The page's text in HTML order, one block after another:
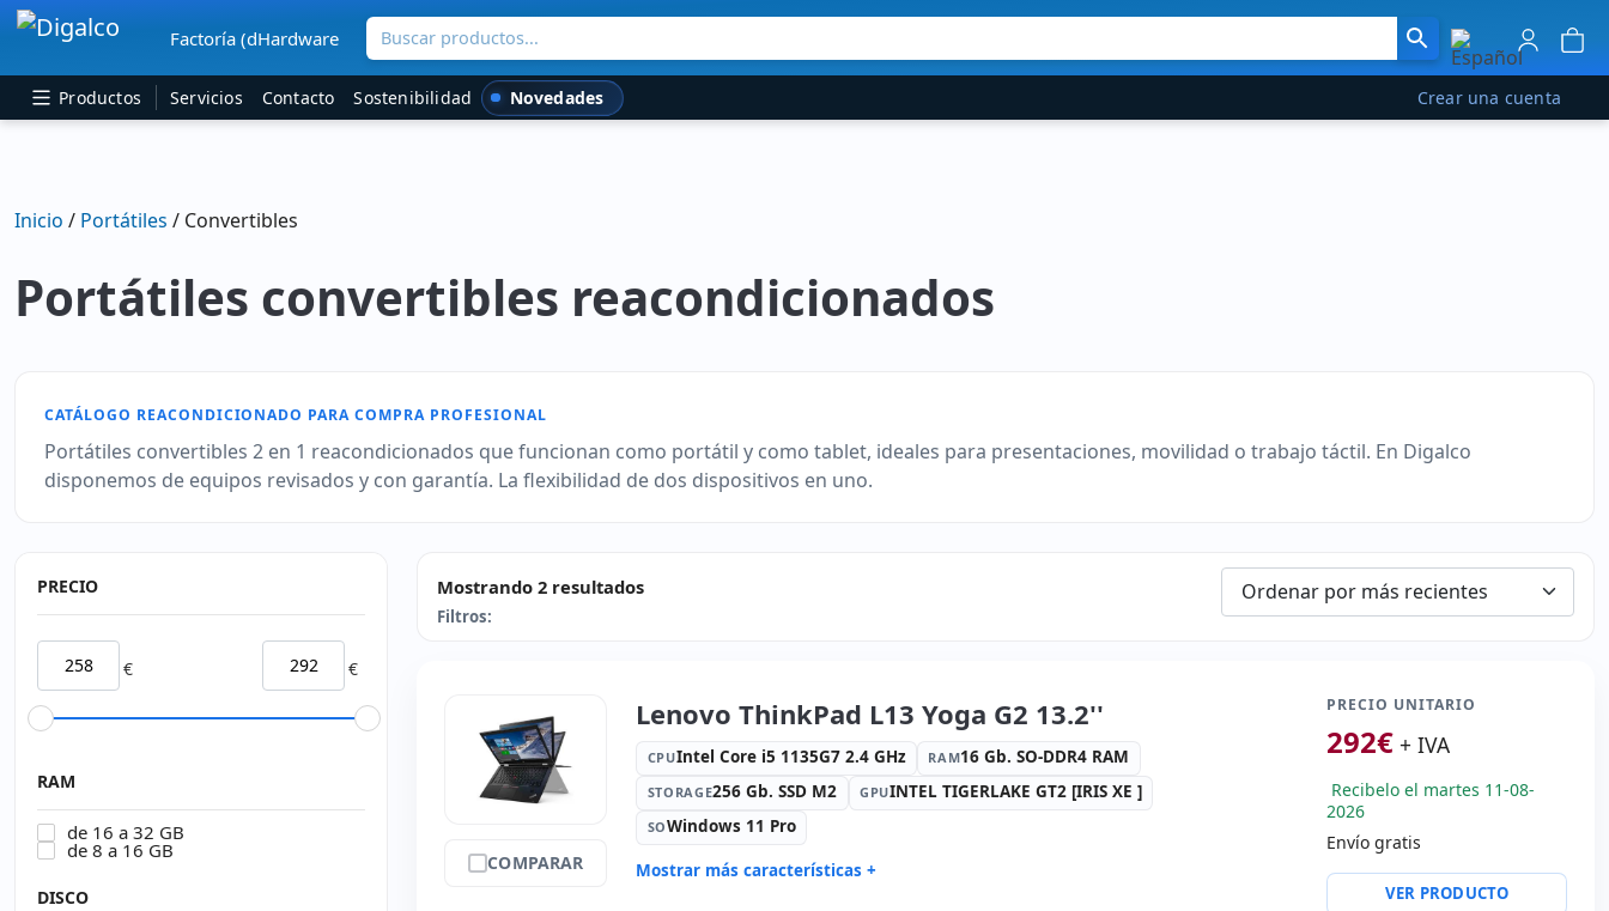
Navegación principal
Factoría (dHardware Buscar productos...
Productos Servicios Contacto Sostenibilidad Novedades Crear una cuenta
Inicio / Portátiles / Convertibles
Portátiles convertibles reacondicionados
CATÁLOGO REACONDICIONADO PARA COMPRA PROFESIONAL
Portátiles convertibles 2 en 1 reacondicionados que funcionan como portátil y como tablet, ideales para presentaciones, movilidad o trabajo táctil. En Digalco
disponemos de equipos revisados y con garantía. La flexibilidad de dos dispositivos en uno.
PRECIO
€ €
RAM
de 16 a 32 GB
de 8 a 16 GB
DISCO
Mostrando 2 resultados
Filtros:
COMPARAR
Lenovo ThinkPad L13 Yoga G2 13.2''
CPUIntel Core i5 1135G7 2.4 GHz RAM16 Gb. SO-DDR4 RAM
STORAGE256 Gb. SSD M2 GPUINTEL TIGERLAKE GT2 [IRIS XE ]
SOWindows 11 Pro
Mostrar más características +
PRECIO UNITARIO
292€ + IVA
Recibelo el martes 11-08-
2026
Envío gratis
VER PRODUCTO